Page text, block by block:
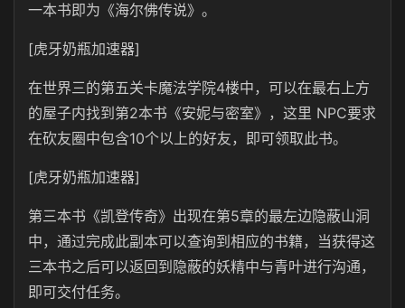
一本书即为《海尔佛传说》。
[虎牙奶瓶加速器]
在世界三的第五关卡魔法学院4楼中，可以在最右上方
的屋子内找到第2本书《安妮与密室》，这里 NPC要求
在砍友圈中包含10个以上的好友，即可领取此书。
[虎牙奶瓶加速器]
第三本书《凯登传奇》出现在第5章的最左边隐蔽山洞
中，通过完成此副本可以查询到相应的书籍，当获得这
三本书之后可以返回到隐蔽的妖精中与青叶进行沟通，
即可交付任务。